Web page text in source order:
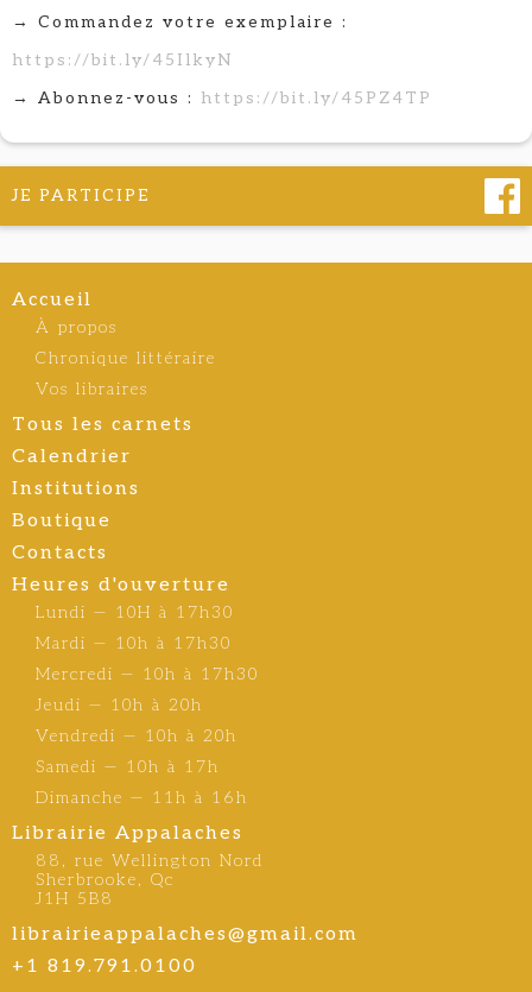
→ Commandez votre exemplaire :
https://bit.ly/45IlkyN
→ Abonnez-vous : https://bit.ly/45PZ4TP
JE PARTICIPE
Accueil
À propos
Chronique littéraire
Vos libraires
Tous les carnets
Calendrier
Institutions
Boutique
Contacts
Heures d'ouverture
Lundi — 10H à 17h30
Mardi — 10h à 17h30
Mercredi — 10h à 17h30
Jeudi — 10h à 20h
Vendredi — 10h à 20h
Samedi — 10h à 17h
Dimanche — 11h à 16h
Librairie Appalaches
88, rue Wellington Nord
Sherbrooke, Qc
J1H 5B8
librairieappalaches@gmail.com
+1 819.791.0100